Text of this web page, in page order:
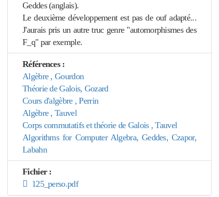
Geddes (anglais).
Le deuxième développement est pas de ouf adapté...
J'aurais pris un autre truc genre "automorphismes des
F_q" par exemple.
Références :
Algèbre , Gourdon
Théorie de Galois, Gozard
Cours d'algèbre , Perrin
Algèbre , Tauvel
Corps commutatifs et théorie de Galois , Tauvel
Algorithms for Computer Algebra, Geddes, Czapor,
Labahn
Fichier :
125_perso.pdf